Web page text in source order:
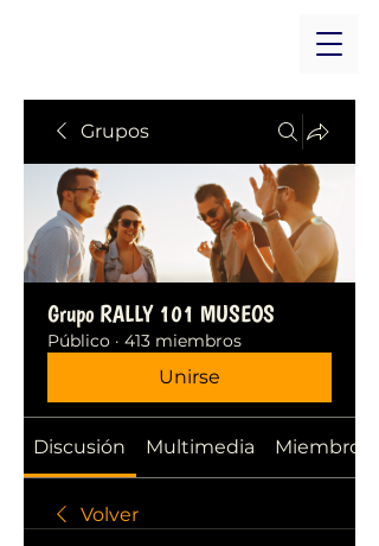
Grupos
Grupo RALLY 101 MUSEOS
Público · 413 miembros
Unirse
Discusión Multimedia Miembros
Volver